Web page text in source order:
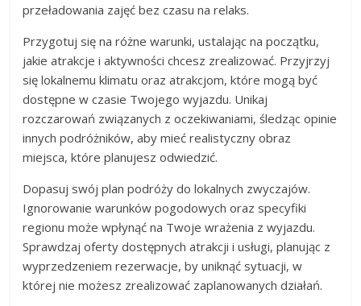
przeładowania zajęć bez czasu na relaks.
Przygotuj się na różne warunki, ustalając na początku,
jakie atrakcje i aktywności chcesz zrealizować. Przyjrzyj
się lokalnemu klimatu oraz atrakcjom, które mogą być
dostępne w czasie Twojego wyjazdu. Unikaj
rozczarowań związanych z oczekiwaniami, śledząc opinie
innych podróżników, aby mieć realistyczny obraz
miejsca, które planujesz odwiedzić.
Dopasuj swój plan podróży do lokalnych zwyczajów.
Ignorowanie warunków pogodowych oraz specyfiki
regionu może wpłynąć na Twoje wrażenia z wyjazdu.
Sprawdzaj oferty dostępnych atrakcji i usługi, planując z
wyprzedzeniem rezerwacje, by uniknąć sytuacji, w
której nie możesz zrealizować zaplanowanych działań.